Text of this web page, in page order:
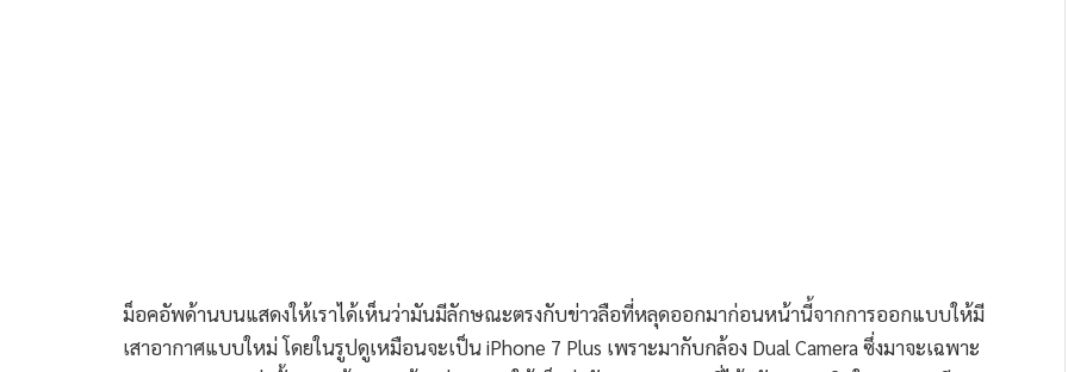
ม็อคอัพด้านบนแสดงให้เราได้เห็นว่ามันมีลักษณะตรงกับข่าวลือที่หลุดออกมาก่อนหน้านี้จากการออกแบบให้มี
เสาอากาศแบบใหม่ โดยในรูปดูเหมือนจะเป็น iPhone 7 Plus เพราะมากับกล้อง Dual Camera ซึ่งมาจะเฉพาะ